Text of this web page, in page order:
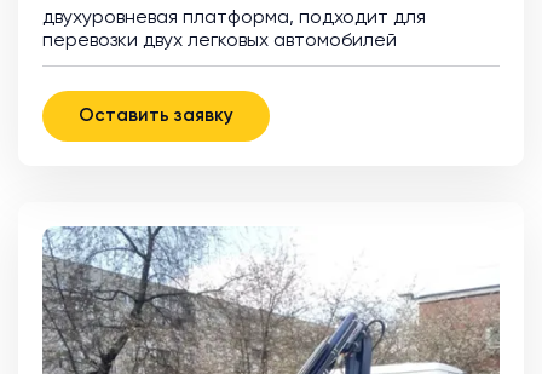
двухуровневая платформа, подходит для
перевозки двух легковых автомобилей
Оставить заявку